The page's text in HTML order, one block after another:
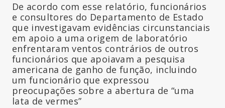
De acordo com esse relatório, funcionários
e consultores do Departamento de Estado
que investigavam evidências circunstanciais
em apoio a uma origem de laboratório
enfrentaram ventos contrários de outros
funcionários que apoiavam a pesquisa
americana de ganho de função, incluindo
um funcionário que expressou
preocupações sobre a abertura de “uma
lata de vermes”